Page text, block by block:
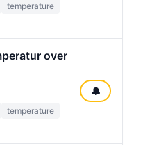
temperature
over
temperature
🔔